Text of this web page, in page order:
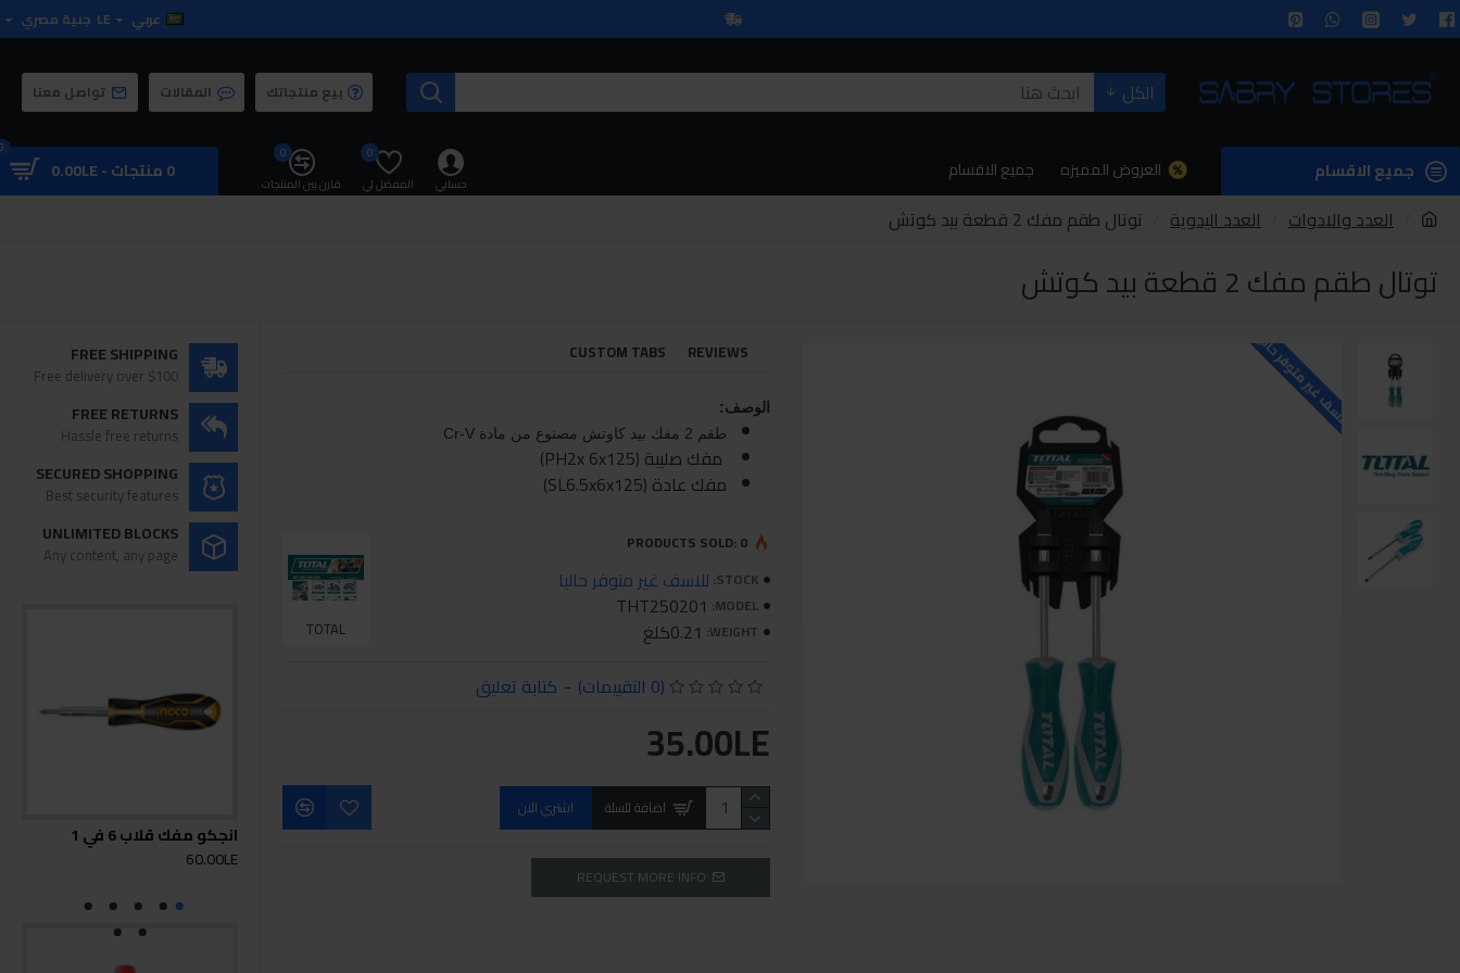
عربي LE جنية مصري
الكل بيع منتجاتك المقالات تواصل معنا
جميع الاقسام العروض المميزه جميع الاقسام
حسابي المفضل لي
0
قارن بين المنتجات
0
0 منتجات - 0.00LE
العدد والادوات العدد اليدوية توتال طقم مفك 2 قطعة بيد كوتش
توتال طقم مفك 2 قطعة بيد كوتش
للاسف غير متوفر حاليا REVIEWS
CUSTOM TABS
الوصف:
طقم 2 مفك بيد كاوتش مصنوع من مادة Cr-V
مفك صليبة (PH2x 6x125)
مفك عادة (SL6.5x6x125)
STOCK: للاسف غير متوفر حاليا
MODEL:
THT250201
WEIGHT: 0.21كلغ TOTAL
PRODUCTS SOLD: 0
(0 التقييمات) - كتابة تعليق
35.00LE
اضافة للسلة اشتري الان
REQUEST MORE INFO
FREE SHIPPING
Free delivery over $100
FREE RETURNS
Hassle free returns
SECURED SHOPPING
Best security features
UNLIMITED BLOCKS
Any content, any page
انجكو مفك قلاب 6 في 1
60.00LE